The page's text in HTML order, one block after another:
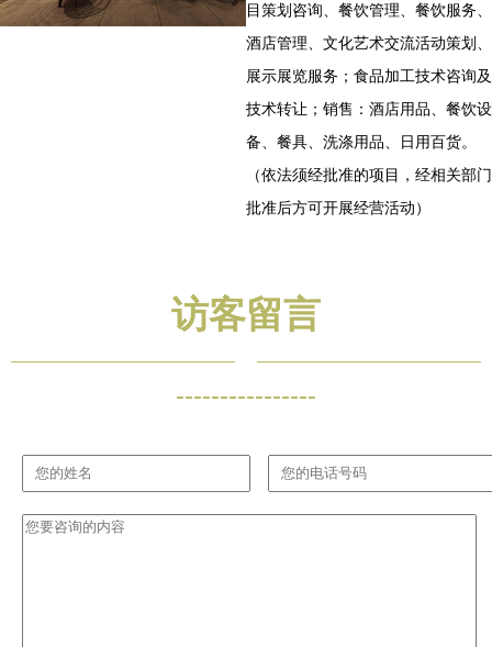
目策划咨询、餐饮管理、餐饮服务、
酒店管理、文化艺术交流活动策划、
展示展览服务；食品加工技术咨询及
技术转让；销售：酒店用品、餐饮设
备、餐具、洗涤用品、日用百货。
（依法须经批准的项目，经相关部门
批准后方可开展经营活动）
访客留言
----------------